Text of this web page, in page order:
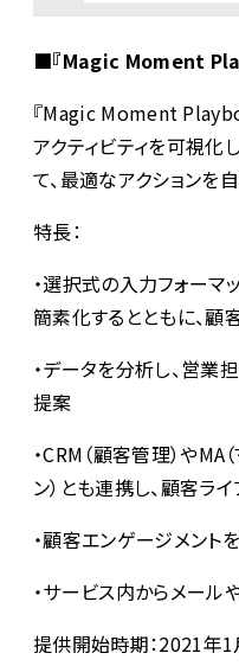
■『Magic Moment
『Magic Moment
アクティビティを可視化
て、最適なアクションを
特長：
・選択式の入力フォーマ
簡素化するとともに、顧
・データを分析し、営業
提案
・CRM（顧客管理）やMA
ン）とも連携し、顧客ラ
・顧客エンゲージメント
・サービス内からメール
提供開始時期：2021年1